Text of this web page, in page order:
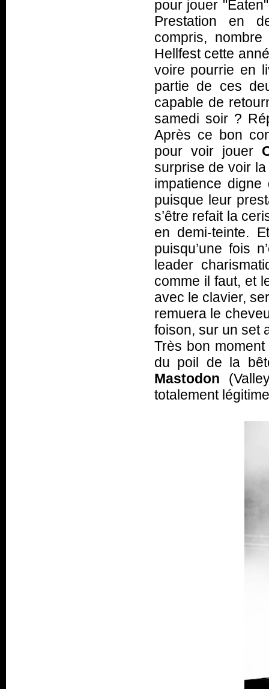
pour jouer
Prestation en
compris,
Hellfest cette
voire pourrie en
partie de ces
capable de
samedi soir ?
Après ce bon
pour voir jouer
surprise de voir
impatience digne
puisque leur
s’être refait la
en demi-teinte.
puisqu’une fois
leader
comme il faut, et
avec le clavier,
remuera le
foison, sur un set
Très bon
du poil de la
Mastodon
totalement